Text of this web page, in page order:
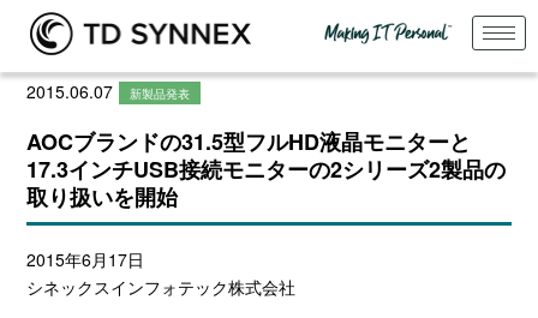
2015.06.07 新製品発表
AOCブランドの31.5型フルHD液晶モニターと
17.3インチUSB接続モニターの2シリーズ2製品の
取り扱いを開始
2015年6月17日
シネックスインフォテック株式会社